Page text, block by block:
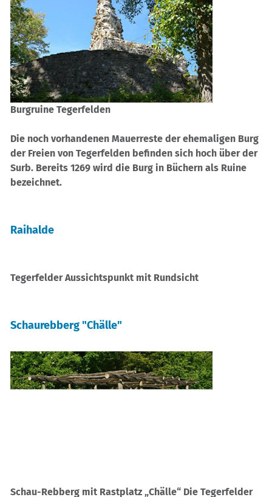
Burgruine Tegerfelden
Die noch vorhandenen Mauerreste der ehemaligen Burg
der Freien von Tegerfelden befinden sich hoch über der
Surb. Bereits 1269 wird die Burg in Büchern als Ruine
bezeichnet.
Raihalde
Tegerfelder Aussichtspunkt mit Rundsicht
Schaurebberg "Chälle"
Schau-Rebberg mit Rastplatz „Chälle“ Die Tegerfelder